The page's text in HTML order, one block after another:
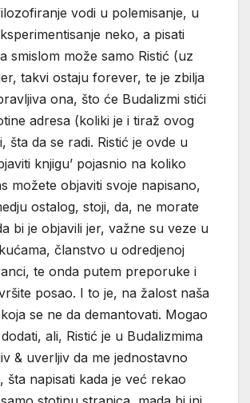
vodi u polemisanje, u
neko, a pisati
smislom može samo Ristić (uz
takvi ostaju forever, te je zbilja
ona, što će Budalizmi stići
adresa (koliki je i tiraž ovog
šta da se radi. Ristić je ovde u
knjigu’ pojasnio na koliko
možete objaviti svoje napisano,
ostalog, stoji, da, ne morate
bi je objavili jer, važne su veze u
članstvo u odredjenoj
te onda putem preporuke i
posao. I to je, na žalost naša
se ne da demantovati. Mogao
ali, Ristić je u Budalizmima
& uverljiv da me jednostavno
šta napisati kada je već rekao